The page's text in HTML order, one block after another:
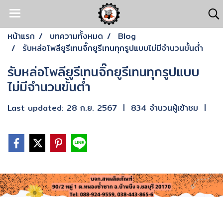
หน้าแรก บทความทั้งหมด
Blog
รับหล่อโพลียูรีเทนจิ๊กยูรีเทนทุกรูปแบบไม่มีจำนวนขั้นต่ำ
รับหล่อโพลียูรีเทนจิ๊กยูรีเทนทุกรูปแบบ
ไม่มีจำนวนขั้นต่ำ
Last updated: 28 ก.ย. 2567 | 834 จำนวนผู้เข้าชม |